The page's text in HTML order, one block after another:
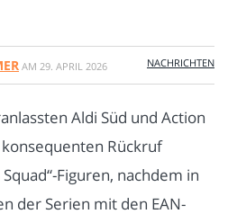
AM 29. APRIL 2026 NACHRICHTEN
Aldi Süd und Action
Rückruf
Figuren, nachdem in
der Serien mit den EAN-